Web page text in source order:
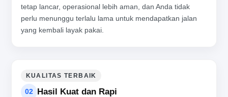
tetap lancar, operasional lebih aman, dan Anda tidak
perlu menunggu terlalu lama untuk mendapatkan jalan
yang kembali layak pakai.
KUALITAS TERBAIK
02 Hasil Kuat dan Rapi